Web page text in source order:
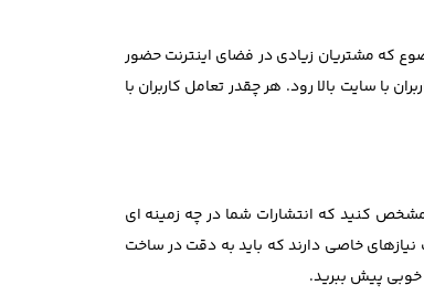
که مشتریان زیادی در فضای اینترنت حضور
سایت بالا رود. هر چقدر تعامل کاربران با
مشخص کنید که انتشارات شما در چه زمینه ای
خاصی دارند که باید به دقت در ساخت
خوبی پیش ببرید.